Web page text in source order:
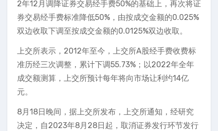
2年12月调降证券交易经手费50%的基础上，再次将证
券交易经手费标准降低50%，由按成交金额的0.025%
双边收取下调至按成交金额的0.0125%双边收取。
上交所表示，2012年至今，上交所A股经手费收费标
准历经三次调整，累计下调55.73%；以2022年全年
成交额测算，上交所预计每年将向市场让利约14亿
元。
8月18日晚间，据上交所发布，上交所通知，经研究
决定，自2023年8月28日起，取消证券发行环节发行